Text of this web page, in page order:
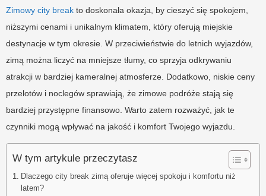
Zimowy city break to doskonała okazja, by cieszyć się spokojem,
niższymi cenami i unikalnym klimatem, który oferują miejskie
destynacje w tym okresie. W przeciwieństwie do letnich wyjazdów,
zimą można liczyć na mniejsze tłumy, co sprzyja odkrywaniu
atrakcji w bardziej kameralnej atmosferze. Dodatkowo, niskie ceny
przelotów i noclegów sprawiają, że zimowe podróże stają się
bardziej przystępne finansowo. Warto zatem rozważyć, jak te
czynniki mogą wpływać na jakość i komfort Twojego wyjazdu.
W tym artykule przeczytasz
Dlaczego city break zimą oferuje więcej spokoju i komfortu niż
latem?